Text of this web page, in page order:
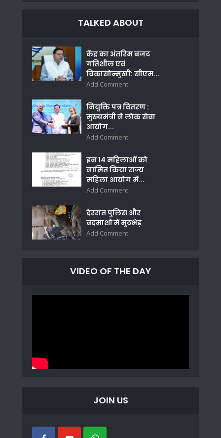
TALKED ABOUT
केंद्र का अंतरिम बजट
गतिशील एवं
विकासोन्मुखी: सीएम...
Add Comment
नियुक्ति पत्र वितरण :
मुख्यमंत्री ने लोक सेवा
आयोग...
Add Comment
इन 14 महिलाओं को
नामित किया राज्य
महिला आयोग में...
Add Comment
देररात पुलिस और
बदमाशों में मुठभेड़
Add Comment
VIDEO OF THE DAY
JOIN US